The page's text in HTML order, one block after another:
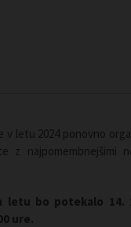
v letu 2024 ponovno
z najpomembnejšimi
letu bo potekalo
ure.